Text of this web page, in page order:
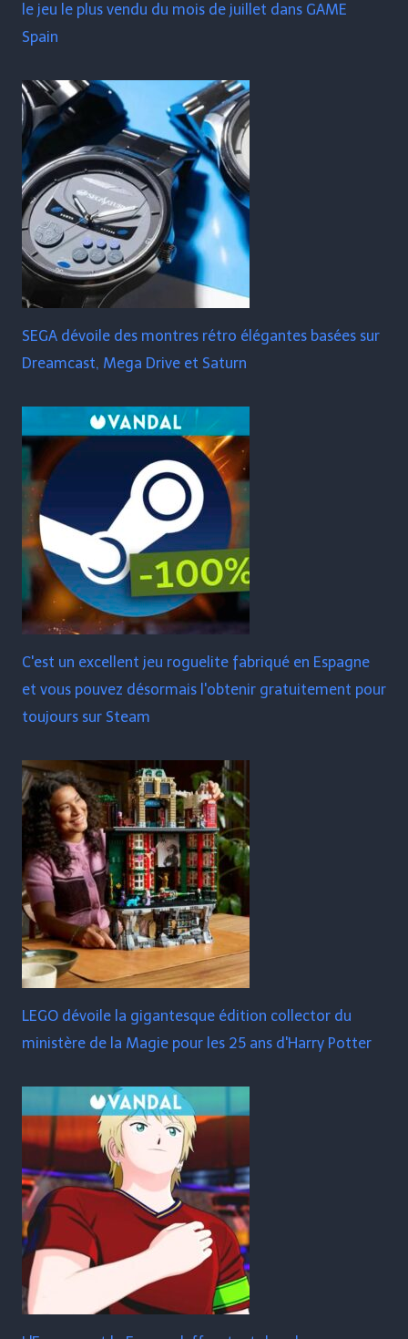
le jeu le plus vendu du mois de juillet dans GAME
Spain
SEGA dévoile des montres rétro élégantes basées sur
Dreamcast, Mega Drive et Saturn
C'est un excellent jeu roguelite fabriqué en Espagne
et vous pouvez désormais l'obtenir gratuitement pour
toujours sur Steam
LEGO dévoile la gigantesque édition collector du
ministère de la Magie pour les 25 ans d'Harry Potter